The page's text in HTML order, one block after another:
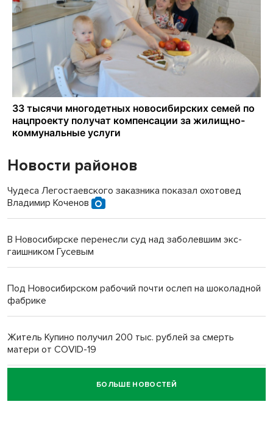
Новости районов
Чудеса Легостаевского заказника показал охотовед
Владимир Коченов
В Новосибирске перенесли суд над заболевшим экс-
гаишником Гусевым
Под Новосибирском рабочий почти ослеп на шоколадной
фабрике
Житель Купино получил 200 тыс. рублей за смерть
матери от COVID-19
Новосибирский суд наказал водителя за смерть
пенсионерки на вокзале
БОЛЬШЕ НОВОСТЕЙ